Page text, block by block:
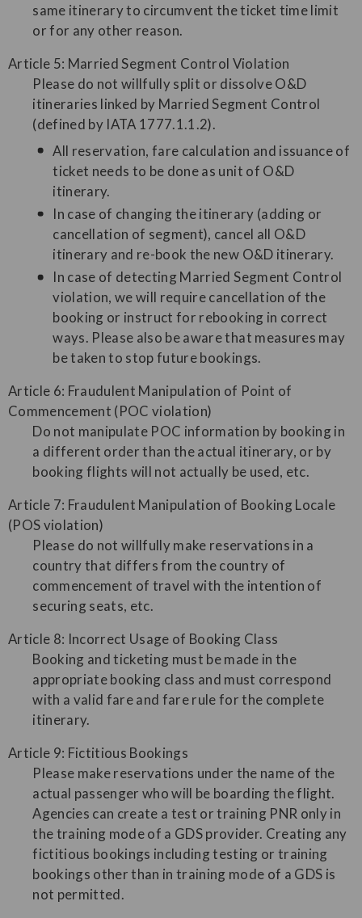
same itinerary to circumvent the ticket time limit
or for any other reason.
Article 5: Married Segment Control Violation
Please do not willfully split or dissolve O&D
itineraries linked by Married Segment Control
(defined by IATA 1777.1.1.2).
All reservation, fare calculation and issuance of
ticket needs to be done as unit of O&D
itinerary.
In case of changing the itinerary (adding or
cancellation of segment), cancel all O&D
itinerary and re-book the new O&D itinerary.
In case of detecting Married Segment Control
violation, we will require cancellation of the
booking or instruct for rebooking in correct
ways. Please also be aware that measures may
be taken to stop future bookings.
Article 6: Fraudulent Manipulation of Point of
Commencement (POC violation)
Do not manipulate POC information by booking in
a different order than the actual itinerary, or by
booking flights will not actually be used, etc.
Article 7: Fraudulent Manipulation of Booking Locale
(POS violation)
Please do not willfully make reservations in a
country that differs from the country of
commencement of travel with the intention of
securing seats, etc.
Article 8: Incorrect Usage of Booking Class
Booking and ticketing must be made in the
appropriate booking class and must correspond
with a valid fare and fare rule for the complete
itinerary.
Article 9: Fictitious Bookings
Please make reservations under the name of the
actual passenger who will be boarding the flight.
Agencies can create a test or training PNR only in
the training mode of a GDS provider. Creating any
fictitious bookings including testing or training
bookings other than in training mode of a GDS is
not permitted.